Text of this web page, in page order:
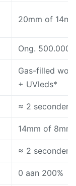
20mm of
Ong. 500.000
Gas-filled
+ UVleds*
≈ 2 seconden
14mm of 8mm
≈ 2 seconden
0 aan 200%